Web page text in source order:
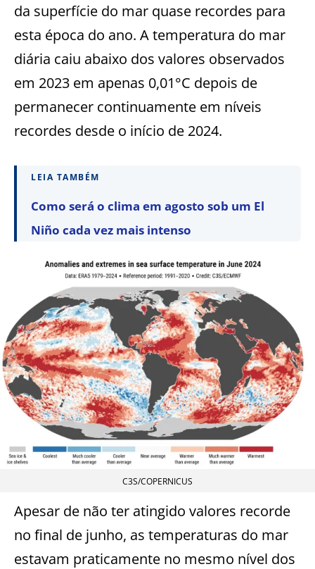
da superfície do mar quase recordes para
esta época do ano. A temperatura do mar
diária caiu abaixo dos valores observados
em 2023 em apenas 0,01°C depois de
permanecer continuamente em níveis
recordes desde o início de 2024.
LEIA TAMBÉM
Como será o clima em agosto sob um El
Niño cada vez mais intenso
C3S/COPERNICUS
Apesar de não ter atingido valores recorde
no final de junho, as temperaturas do mar
estavam praticamente no mesmo nível dos